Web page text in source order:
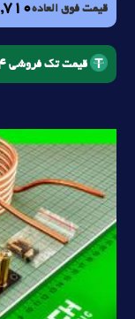
قیمت فوق العاده
قیمت تک فروشی